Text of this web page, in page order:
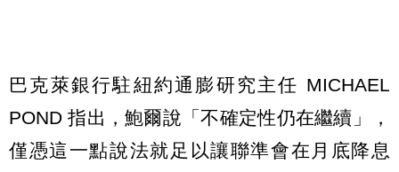
巴克萊銀行駐紐約通膨研究主任 MICHAEL
POND 指出，鮑爾說「不確定性仍在繼續」，
僅憑這一點說法就足以讓聯準會在月底降息